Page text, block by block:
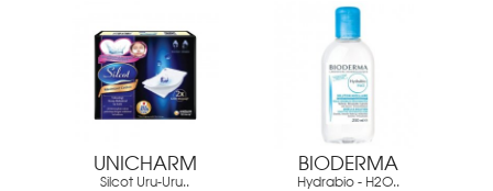
UNICHARM
Silcot Uru-Uru..
BIODERMA
Hydrabio - H2O..